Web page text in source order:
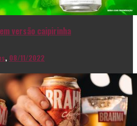
versão caipirinha
, 08/11/2022